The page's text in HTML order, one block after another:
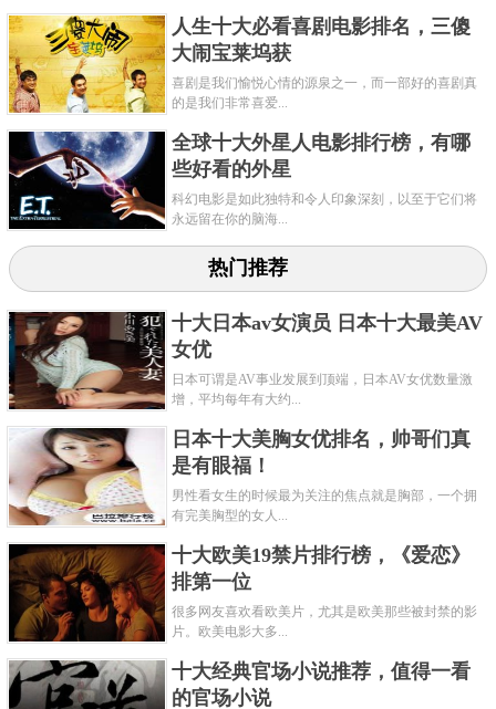
人生十大必看喜剧电影排名，三傻
大闹宝莱坞获
喜剧是我们愉悦心情的源泉之一，而一部好的喜剧真
的是我们非常喜爱...
全球十大外星人电影排行榜，有哪
些好看的外星
科幻电影是如此独特和令人印象深刻，以至于它们将
永远留在你的脑海...
热门推荐
十大日本av女演员 日本十大最美AV
女优
日本可谓是AV事业发展到顶端，日本AV女优数量激
增，平均每年有大约...
日本十大美胸女优排名，帅哥们真
是有眼福！
男性看女生的时候最为关注的焦点就是胸部，一个拥
有完美胸型的女人...
十大欧美19禁片排行榜，《爱恋》
排第一位
很多网友喜欢看欧美片，尤其是欧美那些被封禁的影
片。欧美电影大多...
十大经典官场小说推荐，值得一看
的官场小说